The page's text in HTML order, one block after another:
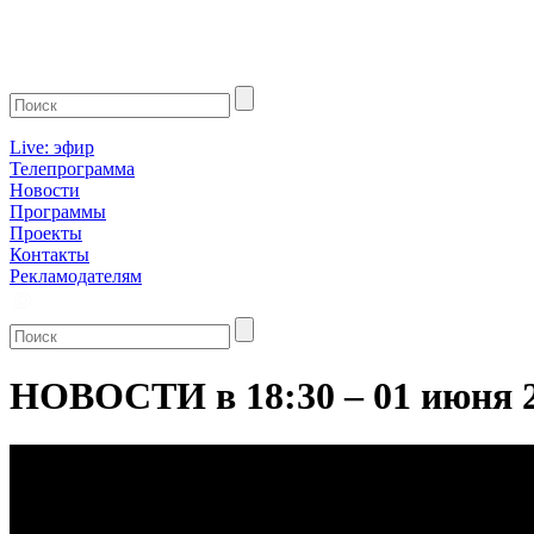
Live: эфир
Телепрограмма
Новости
Программы
Проекты
Контакты
Рекламодателям
НОВОСТИ в 18:30 – 01 июня